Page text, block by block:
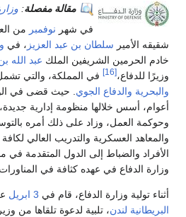
مقالة مفصلة:
في شهر نوفمبر من
شقيقه الأمير سلطان بن عبد العزيز ، في
خادم الحرمين الشريفين الملك عبد الله
وزيرًا للدفاع،[16] في المملكة، والتي
والبحرية والدفاع الجوي . حيث قضى في
أعوام، أسس خلالها منظومة إدارية
وحوكمة العمل، وزاد على ذلك أمره
والمعاهد العسكرية والتدريب العالي
الأفراد والضباط إلى الدول المتقدمة في
وزارة الدفاع في عهده كثافة في
أثناء تولية وزارة الدفاع، قام في 3 ابريل
البريطانية لندن، تلبية لدعوة تلقاها من